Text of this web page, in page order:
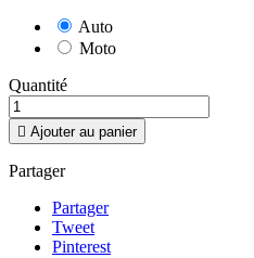
Auto
Moto
Quantité
 Ajouter au panier
Partager
Partager
Tweet
Pinterest